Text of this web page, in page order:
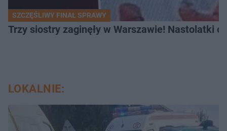
SZCZĘŚLIWY FINAŁ SPRAWY
Trzy siostry zaginęły w Warszawie! Nastolatki
LOKALNIE: